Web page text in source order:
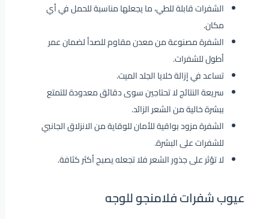
الشفرات قابلة للطي، ما يجعلها مناسبة للحمل في أي
مكان.
الشفرة مصنوعة من معدن مقاوم للصدأ لضمان عمر
أطول للشفرات.
تساعد في إزالة خلايا الجلد الميت.
سريعة النتائج لا تحتاجين سوى دقائق معدودة للتمتع
ببشرة خالية من الشعر الزائد.
الشفرة مزود بواقية للأمان للوقاية من الانزلاق الجانبي
للشفرات على البشرة.
لا تؤثر على جذور الشعر فلا تجعله يصبح أكثر كثافة.
عيوب شفرات فلامنجو للوجه